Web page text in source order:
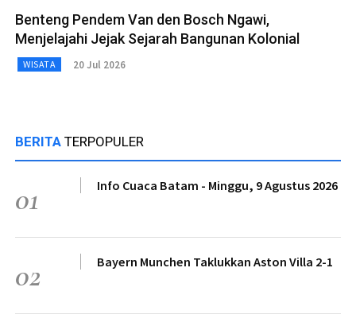
Benteng Pendem Van den Bosch Ngawi,
Menjelajahi Jejak Sejarah Bangunan Kolonial
WISATA 20 Jul 2026
BERITA TERPOPULER
01 Info Cuaca Batam - Minggu, 9 Agustus 2026
02 Bayern Munchen Taklukkan Aston Villa 2-1